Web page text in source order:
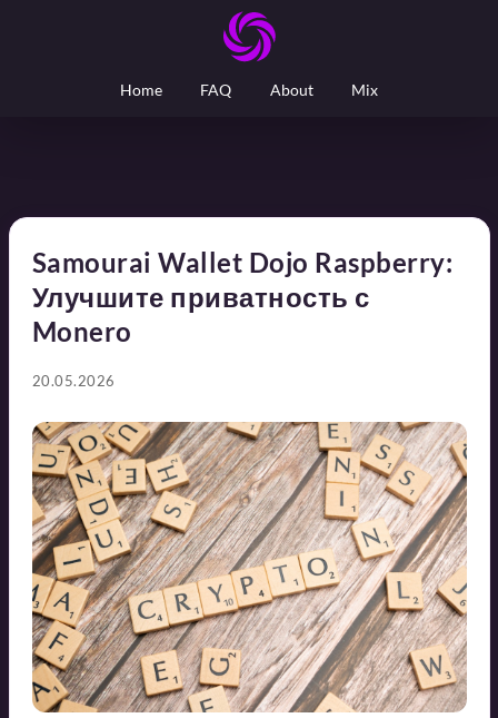
Home FAQ About Mix
Samourai Wallet Dojo Raspberry:
Улучшите приватность с
Monero
20.05.2026